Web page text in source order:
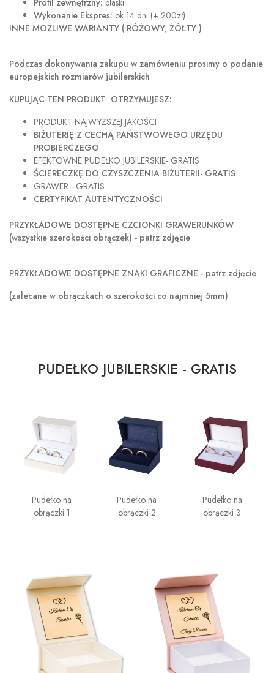
Profil zewnętrzny: płaski
Wykonanie Ekspres: ok 14 dni (+ 200zł)
INNE MOŻLIWE WARIANTY ( RÓŻOWY, ŻÓŁTY )
Podczas dokonywania zakupu w zamówieniu prosimy o podanie
europejskich rozmiarów jubilerskich
KUPUJĄC TEN PRODUKT OTRZYMUJESZ:
PRODUKT NAJWYŻSZEJ JAKOŚCI
BIŻUTERIĘ Z CECHĄ PAŃSTWOWEGO URZĘDU
PROBIERCZEGO
EFEKTOWNE PUDEŁKO JUBILERSKIE- GRATIS
ŚCIERECZKĘ DO CZYSZCZENIA BIŻUTERII- GRATIS
GRAWER - GRATIS
CERTYFIKAT AUTENTYCZNOŚCI
PRZYKŁADOWE DOSTĘPNE CZCIONKI GRAWERUNKÓW
(wszystkie szerokości obrączek) - patrz zdjęcie
PRZYKŁADOWE DOSTĘPNE ZNAKI GRAFICZNE - patrz zdjęcie
(zalecane w obrączkach o szerokości co najmniej 5mm)
PUDEŁKO JUBILERSKIE - GRATIS
Pudełko na
obrączki 1
Pudełko na
obrączki 2
Pudełko na
obrączki 3